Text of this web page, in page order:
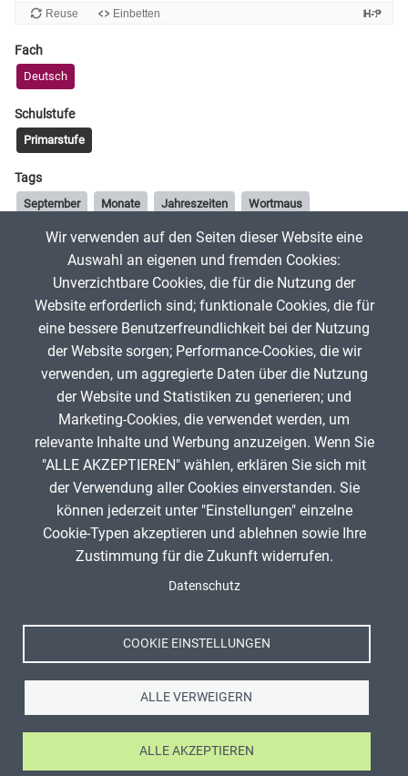
Fach
Deutsch
Schulstufe
Primarstufe
Tags
September Monate Jahreszeiten Wortmaus
Helen 18. Juli 2023
Multiple-Choice-Test zum Monat September
App melden
ANZEIGE
Spenden
Impressum
Wir verwenden auf den Seiten dieser Website eine
Auswahl an eigenen und fremden Cookies:
Unverzichtbare Cookies, die für die Nutzung der
Website erforderlich sind; funktionale Cookies, die für
eine bessere Benutzerfreundlichkeit bei der Nutzung
der Website sorgen; Performance-Cookies, die wir
verwenden, um aggregierte Daten über die Nutzung
der Website und Statistiken zu generieren; und
Marketing-Cookies, die verwendet werden, um
relevante Inhalte und Werbung anzuzeigen. Wenn Sie
"ALLE AKZEPTIEREN" wählen, erklären Sie sich mit
der Verwendung aller Cookies einverstanden. Sie
können jederzeit unter "Einstellungen" einzelne
Cookie-Typen akzeptieren und ablehnen sowie Ihre
Zustimmung für die Zukunft widerrufen.
Datenschutz
COOKIE EINSTELLUNGEN
ALLE VERWEIGERN
ALLE AKZEPTIEREN
Ⓒ Zentrale für Unterrichtsmedien im Internet e.V. 2026